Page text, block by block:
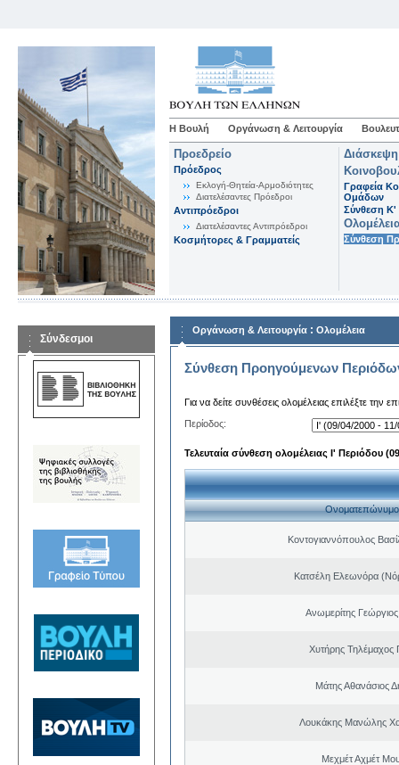
Η Βουλή Οργάνωση & Λειτουργία
Προεδρείο
Πρόεδρος
Εκλογή-Θητεία-Αρμοδιότητες
Διατελέσαντες Πρόεδροι
Αντιπρόεδροι
Διατελέσαντες Αντιπρόεδροι
Κοσμήτορες & Γραμματείς
Γραφεία
Ομάδων
Σύνθεση K'
Σύνθεση
Σύνδεσμοι
Οργάνωση & Λειτουργία : Ολομέλεια
Σύνθεση Προηγούμενων
Για να δείτε συνθέσεις ολομέλειας επιλέξτε την
Περίοδος:
Τελευταία σύνθεση ολομέλειας Ι' Περιόδου
Ονοματεπώνυμο
Κοντογιαννόπουλος
Κατσέλη Ελεωνόρα
Ανωμερίτης
Χυτήρης Τηλέμαχος
Μάτης Αθανάσιος
Λουκάκης Μανώλης
Μεχμέτ Αχμέτ